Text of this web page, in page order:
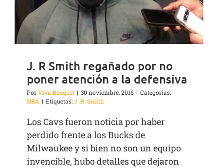
J. R Smith regañado por no
poner atención a la defensiva
PorViva Basquet | 30 noviembre, 2016 | Categorías:
NBA | Etiquetas:J. R. Smith
Los Cavs fueron noticia por haber
perdido frente a los Bucks de
Milwaukee y si bien no son un equipo
invencible, hubo detalles que dejaron